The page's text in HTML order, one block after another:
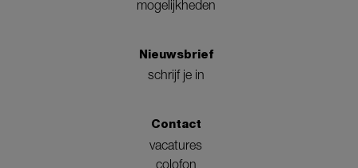
mogelijkheden
Nieuwsbrief
schrijf je in
Contact
vacatures
colofon